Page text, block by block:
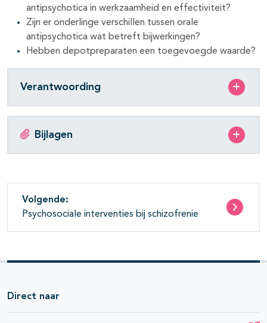
open- en dichtklappen
open- en dichtklappen
antipsychotica in werkzaamheid en effectiviteit?
Zijn er onderlinge verschillen tussen orale
antipsychotica wat betreft bijwerkingen?
Hebben depotpreparaten een toegevoegde waarde?
Verantwoording
Bijlagen
Volgende:
Psychosociale interventies bij schizofrenie
Direct naar